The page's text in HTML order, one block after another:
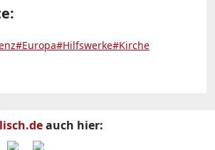
#Europa#Hilfswerke#Kirche
auch hier: